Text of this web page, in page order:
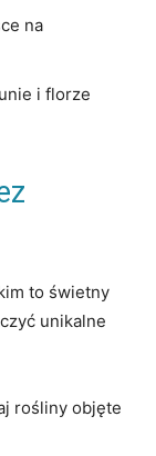
na
i florze
to świetny
unikalne
rośliny objęte